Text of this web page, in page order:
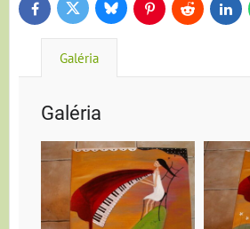
FacebookTwitter BlueskyPinterestReddit
Galéria
Galéria